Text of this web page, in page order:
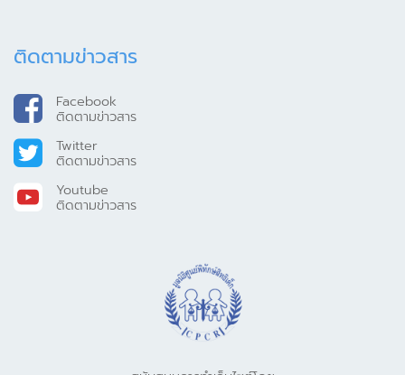
ติดตามข่าวสาร
Facebook
ติดตามข่าวสาร
Twitter
ติดตามข่าวสาร
Youtube
ติดตามข่าวสาร